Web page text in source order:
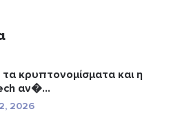
κρυπτονομίσματα και η
αν�...
2026